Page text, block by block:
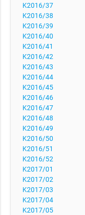
K2016/37
K2016/38
K2016/39
K2016/40
K2016/41
K2016/42
K2016/43
K2016/44
K2016/45
K2016/46
K2016/47
K2016/48
K2016/49
K2016/50
K2016/51
K2016/52
K2017/01
K2017/02
K2017/03
K2017/04
K2017/05